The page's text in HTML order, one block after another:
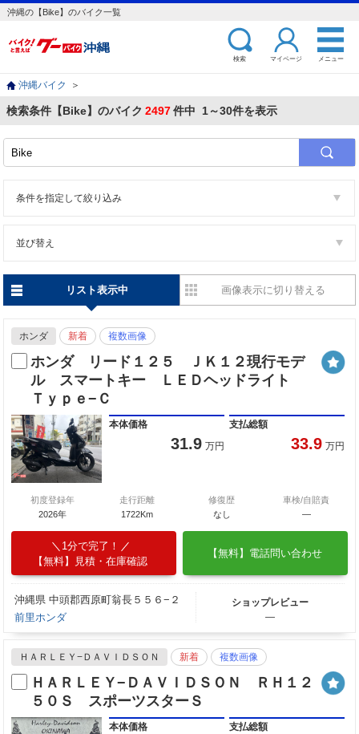
沖縄の【Bike】のバイク一覧
検索 マイページ メニュー
沖縄バイク ＞
検索条件【Bike】のバイク 2497件中 1～30件を表示
条件を指定して絞り込み
並び替え
リスト表示中 画像表示に切り替える
ホンダ 新着 複数画像
ホンダ リード１２５ ＪＫ１２現行モデ
ル スマートキー ＬＥＤヘッドライト
Ｔｙｐｅ−Ｃ
本体価格
31.9 万円
支払総額
33.9 万円
初度登録年
2026年
走行距離
1722Km
修復歴
なし
車検/自賠責
―
1分で完了！
【無料】見積・在庫確認
【無料】電話問い合わせ
沖縄県 中頭郡西原町翁長５５６−２
前里ホンダ
ショップレビュー
―
ＨＡＲＬＥＹ−ＤＡＶＩＤＳＯＮ 新着 複数画像
ＨＡＲＬＥＹ−ＤＡＶＩＤＳＯＮ ＲＨ１２
５０Ｓ スポーツスターＳ
本体価格 支払総額